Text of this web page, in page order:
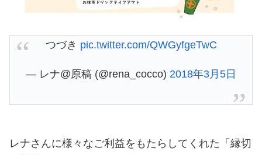
つづき pic.twitter.com/QWGyfgeTwC
— レナ@原稿 (@rena_cocco) 2018年3月5日
レナさんに様々なご利益をもたらしてくれた「縁切